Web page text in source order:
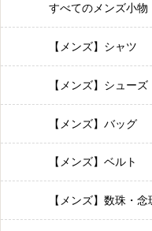
すべてのメンズ小物
【メンズ】シャツ
【メンズ】シューズ
【メンズ】バッグ
【メンズ】ベルト
【メンズ】数珠・念